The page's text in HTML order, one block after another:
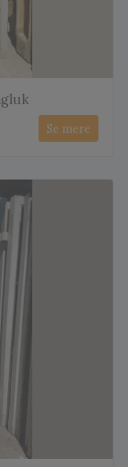
Se mere